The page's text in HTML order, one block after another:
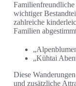
Familienfreundliche
wichtiger
zahlreiche
Familien
„Kühtai
Diese
und zusätzliche